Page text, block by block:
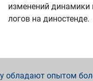
изменений динамики
логов на диностенде.
обладают опытом